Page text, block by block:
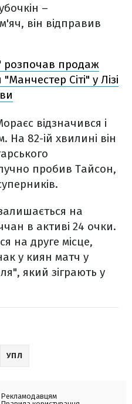
–
він відправив
розпочав продаж
Сіті" у Лізі
відзначився і
На 82-ій хвилині він
пробив Тайсон,
на
в активі 24 очки.
на друге місце,
у киян матч у
який зіграють у
УПЛ
Рекламодавцям